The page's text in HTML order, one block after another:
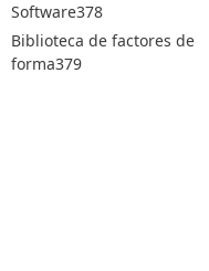
Software378
Biblioteca de factores de
forma379